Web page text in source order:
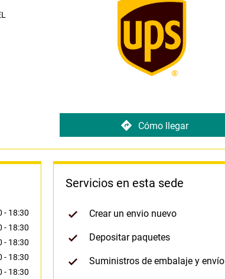
Cómo llegar
- 18:30
- 18:30
- 18:30
- 18:30
- 18:30
Servicios en esta sede
Crear un envio nuevo
Depositar paquetes
Suministros de embalaje y envío